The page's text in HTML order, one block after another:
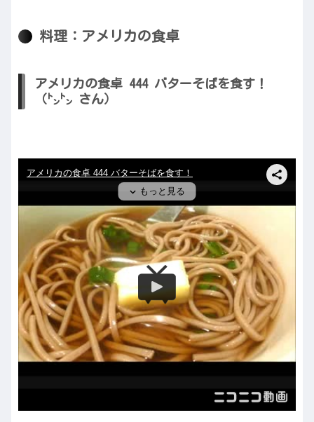
料理：アメリカの食卓
アメリカの食卓 444 バターそばを食す！
（㌧㌧ さん）